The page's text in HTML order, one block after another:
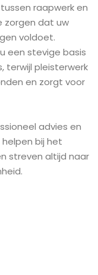
raapwerk en
zorgen dat uw
voldoet.
een stevige basis
terwijl pleisterwerk
en zorgt voor
advies en
bij het
streven altijd naar